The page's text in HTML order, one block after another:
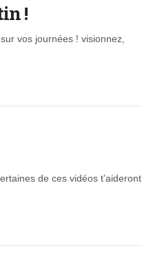
!
vos journées ! visionnez,
de ces vidéos t’aideront